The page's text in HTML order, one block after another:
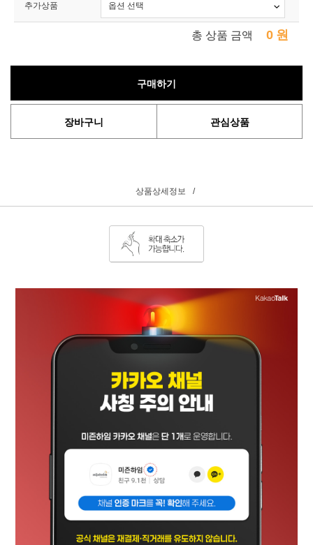
추가상품
총 상품 금액 0 원
구매하기
장바구니 관심상품
상품상세정보